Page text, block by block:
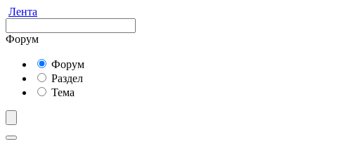
Лента
Форум
Форум
Раздел
Тема